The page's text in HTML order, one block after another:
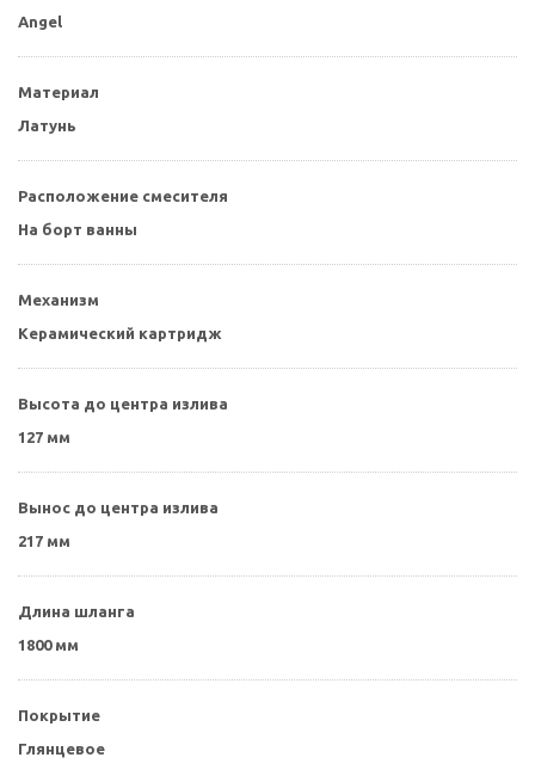
Angel
Материал
Латунь
Расположение смесителя
На борт ванны
Механизм
Керамический картридж
Высота до центра излива
127 мм
Вынос до центра излива
217 мм
Длина шланга
1800 мм
Покрытие
Глянцевое